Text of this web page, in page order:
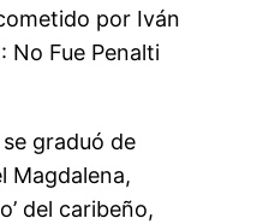
por Iván
No Fue Penalti
graduó de
Magdalena,
del caribeño,